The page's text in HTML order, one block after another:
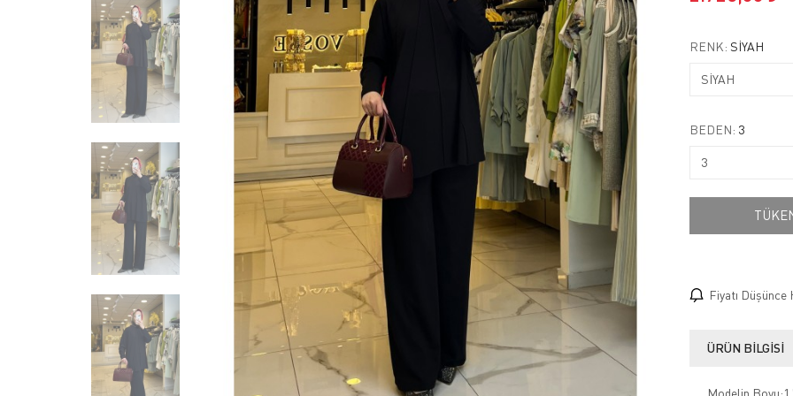
RENK: SİYAH
BEDEN: 3
Fiyatı Düşünce
ÜRÜN BILGISI
Modelin